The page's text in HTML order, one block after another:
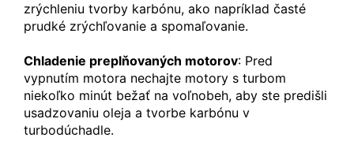
zrýchleniu tvorby karbónu, ako napríklad časté
prudké zrýchľovanie a spomaľovanie.
Chladenie preplňovaných motorov: Pred
vypnutím motora nechajte motory s turbom
niekoľko minút bežať na voľnobeh, aby ste predišli
usadzovaniu oleja a tvorbe karbónu v
turbodúchadle.